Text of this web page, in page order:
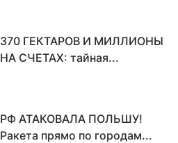
370 ГЕКТАРОВ И МИЛЛИОНЫ
НА СЧЕТАХ: тайная...
РФ АТАКОВАЛА ПОЛЬШУ!
Ракета прямо по городам...